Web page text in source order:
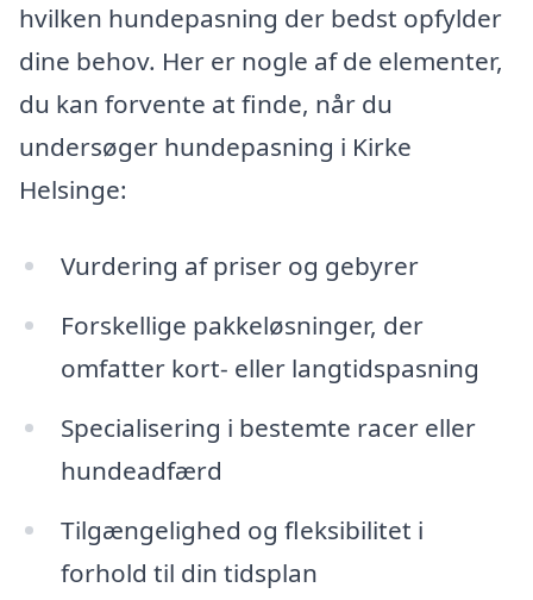
hvilken hundepasning der bedst opfylder
dine behov. Her er nogle af de elementer,
du kan forvente at finde, når du
undersøger hundepasning i Kirke
Helsinge:
Vurdering af priser og gebyrer
Forskellige pakkeløsninger, der
omfatter kort- eller langtidspasning
Specialisering i bestemte racer eller
hundeadfærd
Tilgængelighed og fleksibilitet i
forhold til din tidsplan